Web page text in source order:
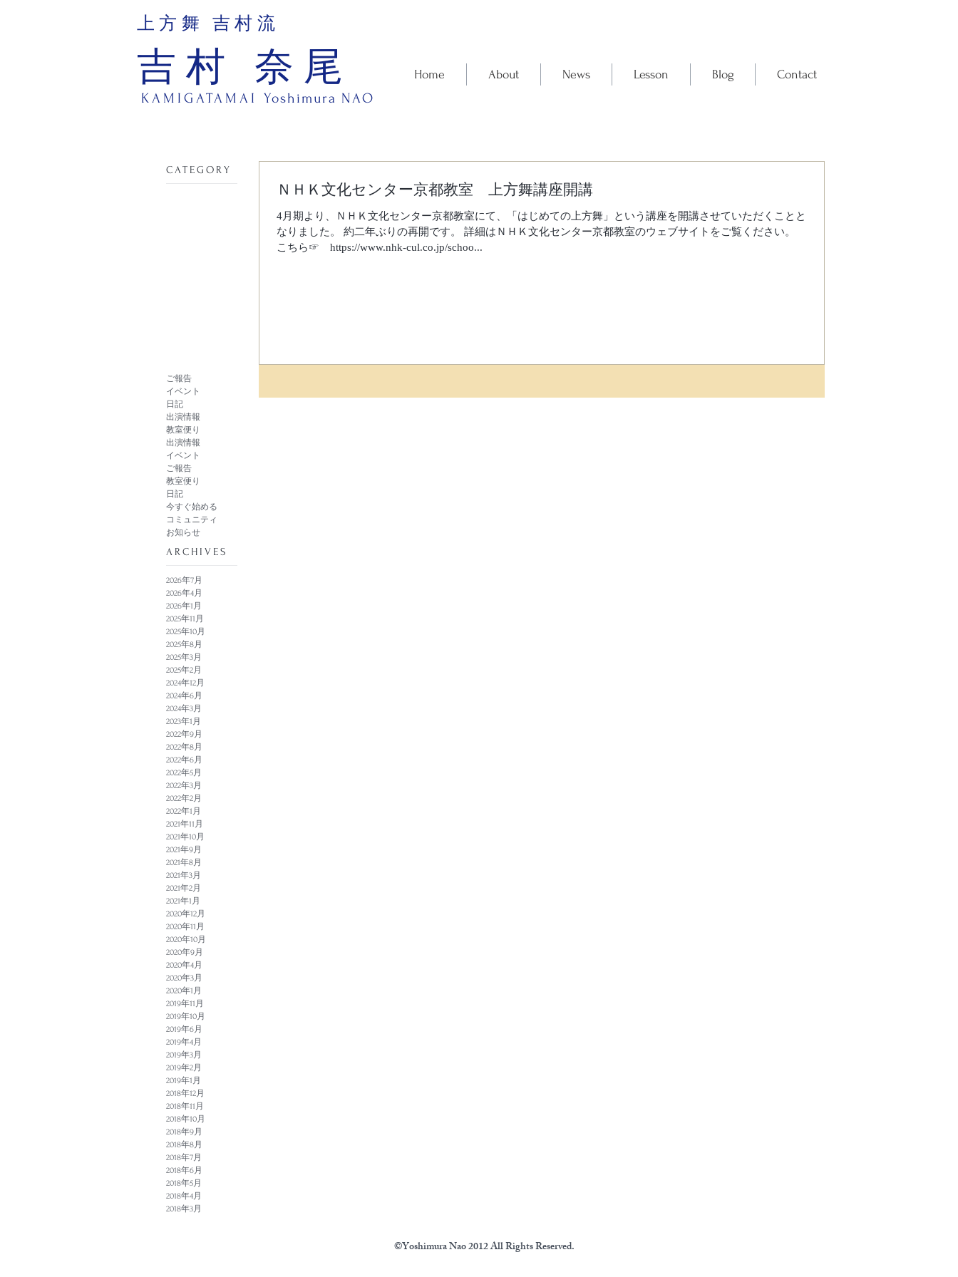
上方舞 吉村流
吉村 奈尾 Home About News Lesson Blog Contact
KAMIGATAMAI Yoshimura NAO
​CATEGORY
ご報告
イベント
日記
出演情報
教室便り
出演情報
イベント
ご報告
教室便り
日記
今すぐ始める
コミュニティ
お知らせ
ＮＨＫ文化センター京都教室 上方舞講座開講
4月期より、ＮＨＫ文化センター京都教室にて、「はじめての上方舞」という講座を開講させていただくことと
なりました。 約二年ぶりの再開です。 詳細はＮＨＫ文化センター京都教室のウェブサイトをご覧ください。
こちら☞ https://www.nhk-cul.co.jp/schoo...
​ARCHIVES
2026年7月
2026年4月
2026年1月
2025年11月
2025年10月
2025年8月
2025年3月
2025年2月
2024年12月
2024年6月
2024年3月
2023年1月
2022年9月
2022年8月
2022年6月
2022年5月
2022年3月
2022年2月
2022年1月
2021年11月
2021年10月
2021年9月
2021年8月
2021年3月
2021年2月
2021年1月
2020年12月
2020年11月
2020年10月
2020年9月
2020年4月
2020年3月
2020年1月
2019年11月
2019年10月
2019年6月
2019年4月
2019年3月
2019年2月
2019年1月
2018年12月
2018年11月
2018年10月
2018年9月
2018年8月
2018年7月
2018年6月
2018年5月
2018年4月
2018年3月
©Yoshimura Nao 2012 All Rights Reserved.